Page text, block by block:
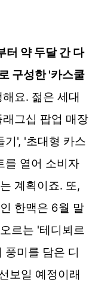
터 약 두달 간 다
구성한 '카스쿨
해요. 젊은 세대
그십 팝업 매장
기', '초대형 카스
를 열어 소비자
계획이죠. 또,
한맥은 6월 말
르는 '테디뵈르
풍미를 담은 디
보일 예정이래